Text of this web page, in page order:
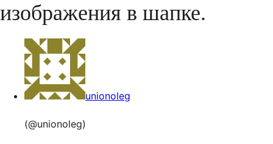
изображения в шапке.
unionoleg
(@unionoleg)